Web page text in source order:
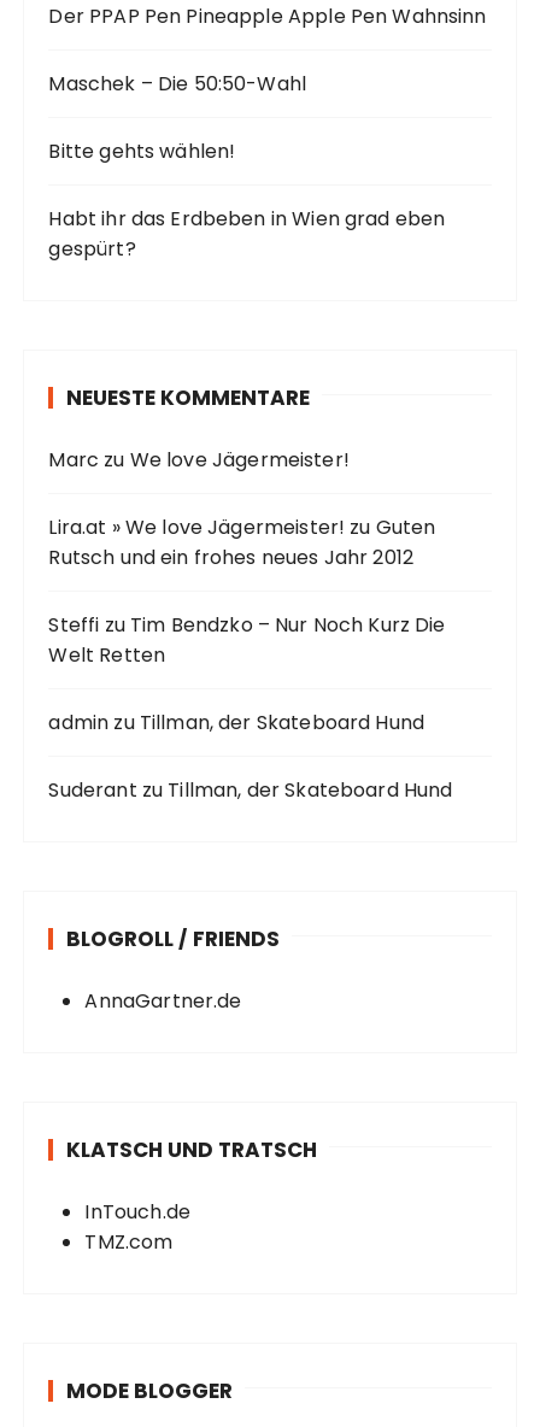
Der PPAP Pen Pineapple Apple Pen Wahnsinn
Maschek – Die 50:50-Wahl
Bitte gehts wählen!
Habt ihr das Erdbeben in Wien grad eben
gespürt?
NEUESTE KOMMENTARE
Marc zu We love Jägermeister!
Lira.at » We love Jägermeister! zu Guten
Rutsch und ein frohes neues Jahr 2012
Steffi zu Tim Bendzko – Nur Noch Kurz Die
Welt Retten
admin zu Tillman, der Skateboard Hund
Suderant zu Tillman, der Skateboard Hund
BLOGROLL / FRIENDS
AnnaGartner.de
KLATSCH UND TRATSCH
InTouch.de
TMZ.com
MODE BLOGGER